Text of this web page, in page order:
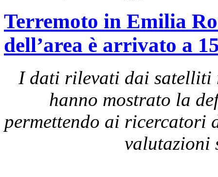
Terremoto in Emilia
dell’area è arrivato a
I dati rilevati dai satelliti
hanno mostrato la
permettendo ai ricercatori
valutazioni